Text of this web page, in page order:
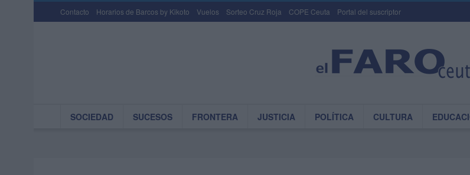
Contacto Horarios de Barcos by Kikoto Vuelos Sorteo Cruz Roja COPE Ceuta Portal del suscriptor
SOCIEDAD SUCESOS FRONTERA JUSTICIA POLÍTICA CULTURA